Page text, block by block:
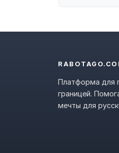
Платформа для
границей.
мечты для